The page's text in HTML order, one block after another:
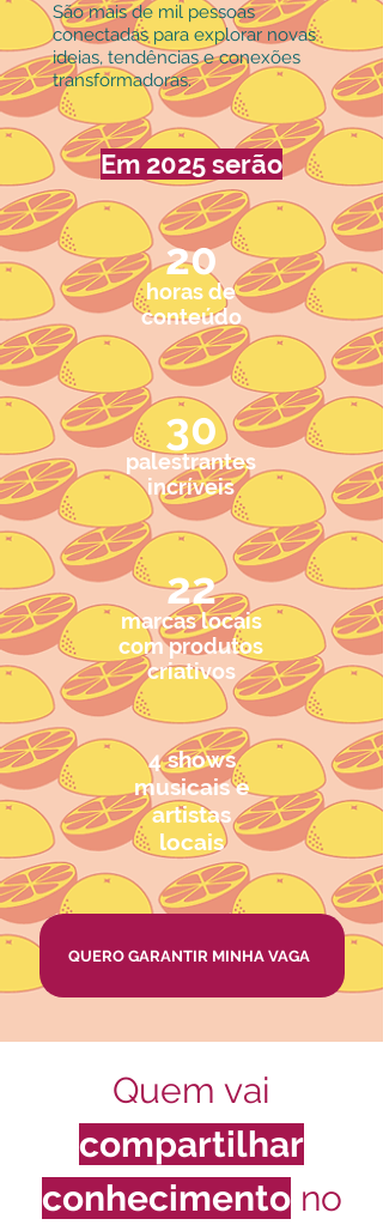
São mais de mil pessoas
conectadas para explorar novas
ideias, tendências e conexões
transformadoras.
Em 2025 serão
20
horas de
conteúdo
30
palestrantes
incríveis
22
marcas locais
com produtos
criativos
4 shows
musicais e
artistas
locais
QUERO GARANTIR MINHA VAGA
Quem vai
compartilhar
conhecimentono